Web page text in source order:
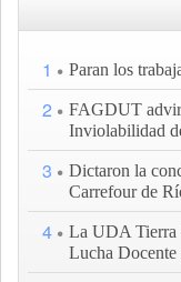
1 Paran los
2
FAGDUT
Inviolabilidad
3
Dictaron la
Carrefour de
4
La UDA Tierra
Lucha Docente